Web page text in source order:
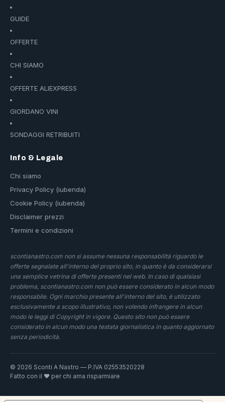
GUIDE
OFFERTE
CHI SIAMO
OFFERTE ALIEXPRESS
GIORDANO VINI
SONDAGGI RETRIBUITI
Info & Legale
Chi siamo
Privacy Policy (iubenda)
Cookie Policy (iubenda)
Disclaimer prezzi
Termini e condizioni
scontianastro.com non si assume nessuna responsabilità riguardo le
offerte segnalate all'interno del proprio sito, in quanto è da considerarsi
una semplice vetrina di offerte presenti nel web. In caso di qualsiasi
problema, scontianastro.com non può essere considerato in alcun modo
responsabile. Ogni marchio presente all'interno del sito, è utilizzato
esclusivamente a scopo illustrativo, non volendo infrangere in alcun
modo le leggi di Copyright in vigore. Questo sito non può essere
considerato in alcun modo una testata giornalistica in quanto aggiornato
senza periodicità.
© 2026 Sconti A Nastro — P.IVA 02553520228
Fatto con il ❤️ per chi ama risparmiare